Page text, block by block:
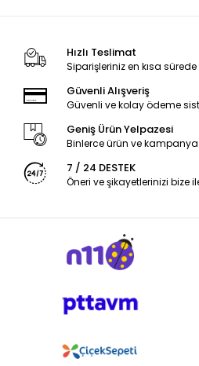
Hızlı Teslimat
Siparişleriniz en kısa sürede
Güvenli Alışveriş
Güvenli ve kolay ödeme
Geniş Ürün Yelpazesi
Binlerce ürün ve
7 / 24 DESTEK
Öneri ve şikayetlerinizi bize